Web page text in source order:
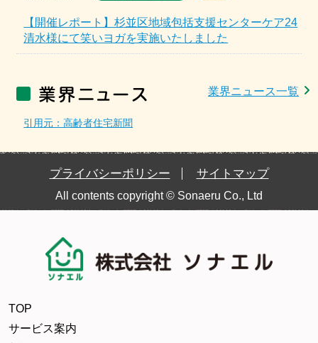
【開催レポート】杉並区地域包括支援センターケア24
清水様にて笑いヨガを実施いたしました
業界ニュース一覧
引用元：高齢者住宅新聞
プライバシーポリシー サイトマップ
All contents copyright © Sonaeru Co., Ltd
TOP
サービス案内